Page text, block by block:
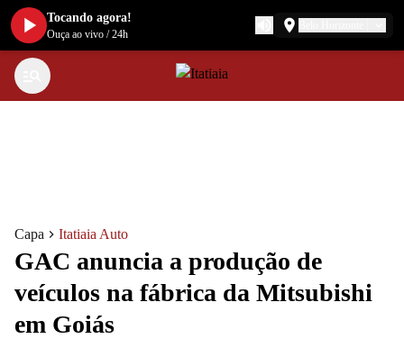
Capa Itatiaia Auto
GAC anuncia a produção de
veículos na fábrica da Mitsubishi
em Goiás
Tocando agora!
Ouça ao vivo /24h